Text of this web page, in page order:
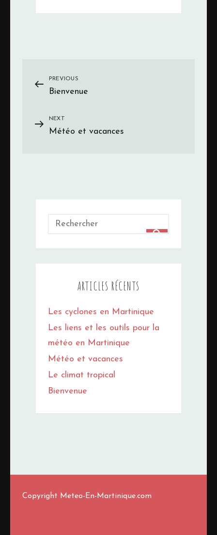
Navigation
l’article
Previous
Post
PREVIOUS
Bienvenue
Next
Post
NEXT
Météo et vacances
Search
for:
ARTICLES RÉCENTS
Les cyclones en Martinique
Les liens et les outils pour la
météo en Martinique
Météo et vacances
Le climat tropical
Bienvenue
Copyright Meteo-En-Martinique.com